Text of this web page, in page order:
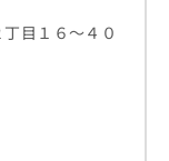
医者 おすす
目１６～４０